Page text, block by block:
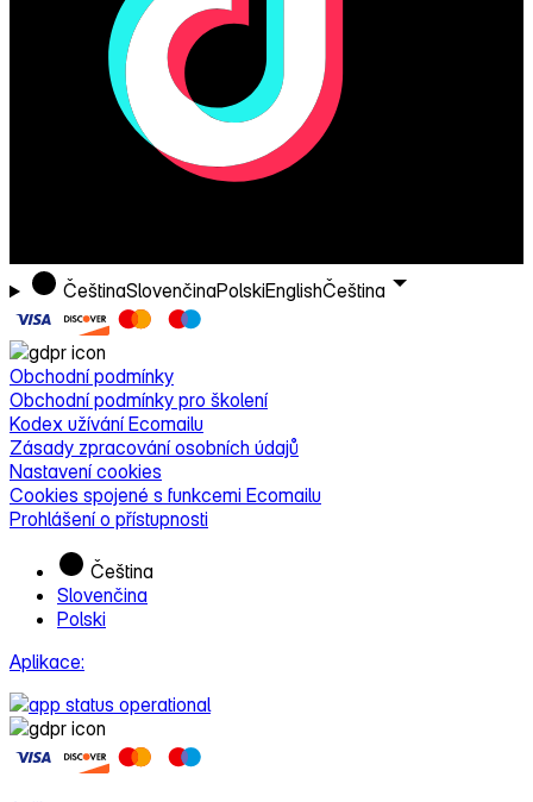
ČeštinaSlovenčinaPolskiEnglishČeština
Obchodní podmínky
Obchodní podmínky pro školení
Kodex užívání Ecomailu
Zásady zpracování osobních údajů
Nastavení cookies
Cookies spojené s funkcemi Ecomailu
Prohlášení o přístupnosti
Čeština
Slovenčina
Polski
Aplikace: